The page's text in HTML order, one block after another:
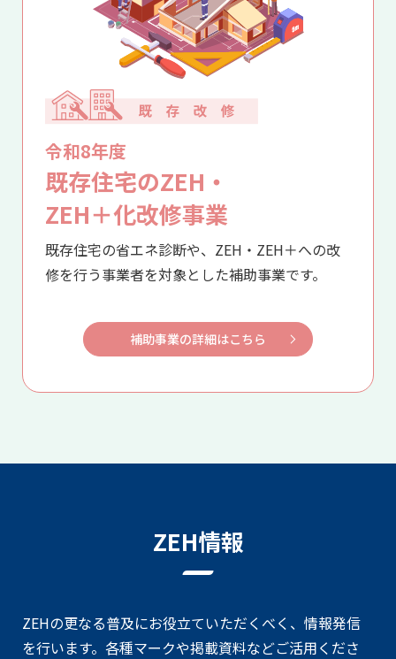
令和8年度
既存住宅のZEH・
ZEH＋化改修事業
既存住宅の省エネ診断や、ZEH・ZEH＋への改
修を行う事業者を対象とした補助事業です。
補助事業の詳細はこちら
ZEH情報
ZEHの更なる普及にお役立ていただくべく、情報発信
を行います。 各種マークや掲載資料などご活用くださ